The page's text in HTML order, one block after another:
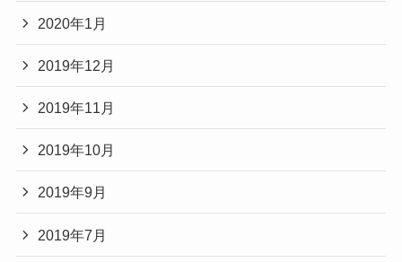
2020年1月
2019年12月
2019年11月
2019年10月
2019年9月
2019年7月